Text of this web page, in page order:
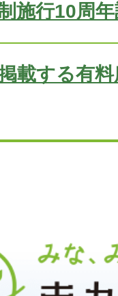
施行10周
載する有